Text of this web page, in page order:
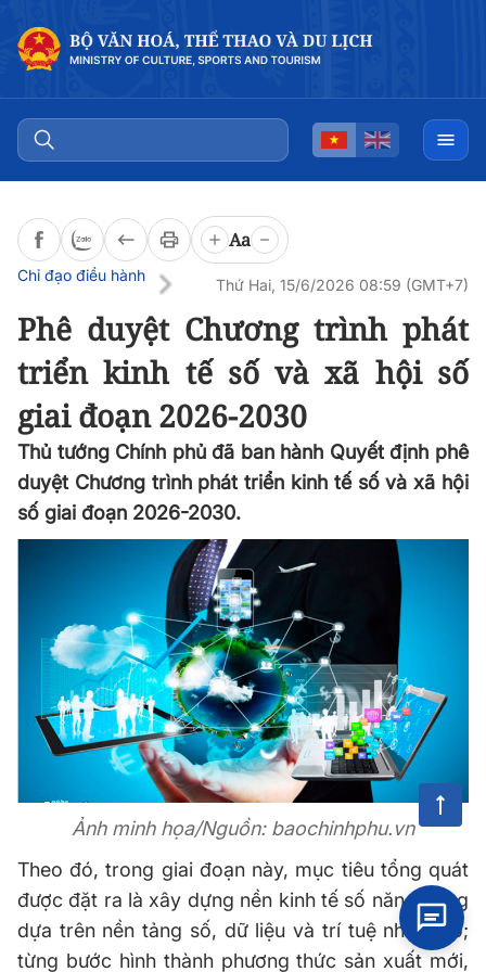
Aa
Chỉ đạo điều hành
Thứ Hai, 15/6/2026 08:59 (GMT+7)
Phê duyệt Chương trình phát
triển kinh tế số và xã hội số
giai đoạn 2026-2030
Thủ tướng Chính phủ đã ban hành Quyết định phê
duyệt Chương trình phát triển kinh tế số và xã hội
số giai đoạn 2026-2030.
Ảnh minh họa/Nguồn: baochinhphu.vn
Theo đó, trong giai đoạn này, mục tiêu tổng quát
được đặt ra là xây dựng nền kinh tế số năng động
dựa trên nền tảng số, dữ liệu và trí tuệ nhân tạo;
từng bước hình thành phương thức sản xuất mới,
Đọc bài